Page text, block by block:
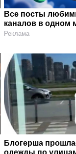
Все посты
каналов в одном
Реклама
Блогерша
одежды по